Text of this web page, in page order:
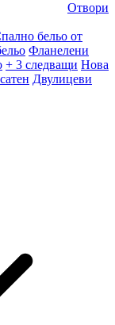
Отвори
бельо от
Фланелени
+ 3 следващи Нова
Двулицеви